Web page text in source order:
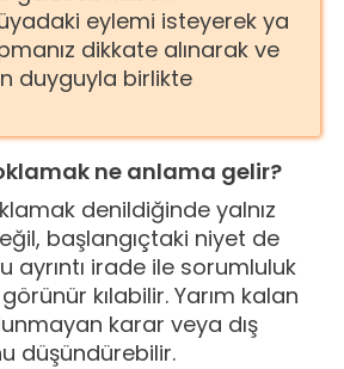
eylemi isteyerek ya
dikkate alınarak ve
duyguyla birlikte
ne anlama gelir?
denildiğinde yalnız
başlangıçtaki niyet de
ayrıntı irade ile sorumluluk
kılabilir. Yarım kalan
karar veya dış
düşündürebilir.